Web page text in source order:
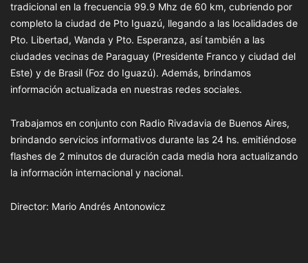
tradicional en la frecuencia 99.9 Mhz de 60 km, cubriendo por
completo la ciudad de Pto Iguazú, llegando a las localidades de
Pto. Libertad, Wanda y Pto. Esperanza, así también a las
ciudades vecinas de Paraguay (Presidente Franco y ciudad del
Este) y de Brasil (Foz do Iguazú). Además, brindamos
información actualizada en nuestras redes sociales.
Trabajamos en conjunto con Radio Rivadavia de Buenos Aires,
brindando servicios informativos durante las 24 hs. emitiéndose
flashes de 2 minutos de duración cada media hora actualizando
la información internacional y nacional.
Director: Mario Andrés Antonowicz